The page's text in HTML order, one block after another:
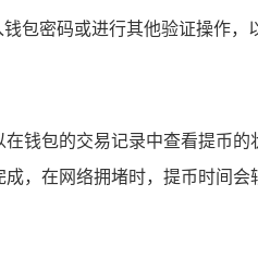
包密码或进行其他验证操作
钱包的交易记录中查看提币
，在网络拥堵时，提币时间